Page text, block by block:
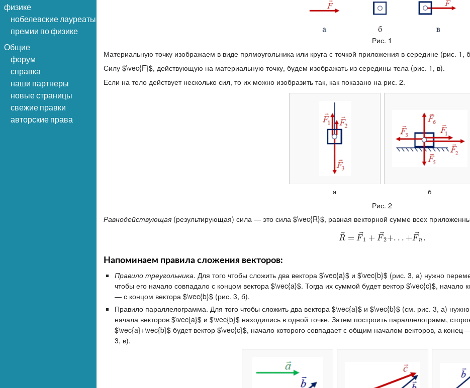
физике
нобелевские лауреаты
премии по физике
Общие
форум
справка
наши партнеры
новые страницы
свежие правки
авторские права
Рис. 1
Материальную точку изображаем в виде прямоугольника или круга с точкой приложения в середине (рис. 1,
Силу $\vec{F}$, действующую на материальную точку, будем изображать из середины тела (рис. 1, в).
Если на тело действует несколько сил, то их можно изобразить так, как показано на рис. 2.
а б
Рис. 2
Равнодействующая (результирующая) сила — это сила $\vec{R}$, равная векторной сумме всех
R⃗ = F⃗1 + F⃗
2+. . . +F ⃗n .
R →=F→ 1+ F→2+ . + F→n.
Напоминаем правила сложения векторов:
Правило треугольника. Для того чтобы сложить два вектора $\vec{a}$ и $\vec{b}$ (рис. 3, а) нужно
чтобы его начало совпадало с концом вектора $\vec{a}$. Тогда их суммой будет вектор $\vec{c}$, начало
— с концом вектора $\vec{b}$ (рис. 3, б).
Правило параллелограмма. Для того чтобы сложить два вектора $\vec{a}$ и $\vec{b}$ (см. рис. 3, а)
начала векторов $\vec{a}$ и $\vec{b}$ находились в одной точке. Затем построить параллелограмм,
$\vec{a}+\vec{b}$ будет вектор $\vec{c}$, начало которого совпадает с общим началом векторов, а
3, в).